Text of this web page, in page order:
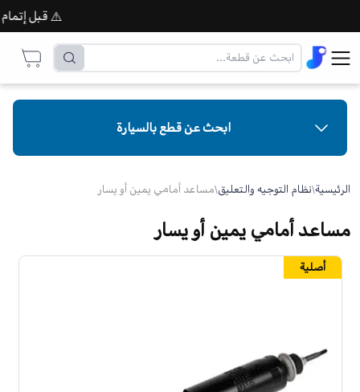
⚠️ قبل إتمام
ابحث عن قطع بالسيارة
الرئيسية\نظام التوجيه والتعليق\مساعد أمامي يمين أو يسار
مساعد أمامي يمين أو يسار
أصلية